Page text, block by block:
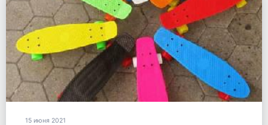
15 июня 2021